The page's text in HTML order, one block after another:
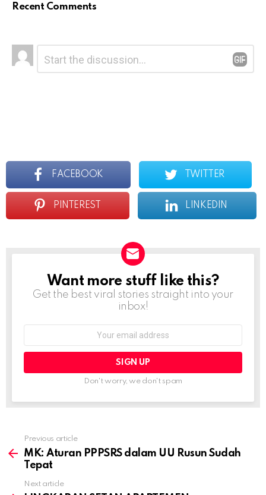
Recent Comments
e
FACEBOOK TWITTER
PINTEREST LINKEDIN
NEWSLETTER
Want more stuff like this?
Get the best viral stories straight into your
inbox!
Don't worry, we don't spam
Previous article
MK: Aturan PPPSRS dalam UU Rusun Sudah
Tepat
Next article